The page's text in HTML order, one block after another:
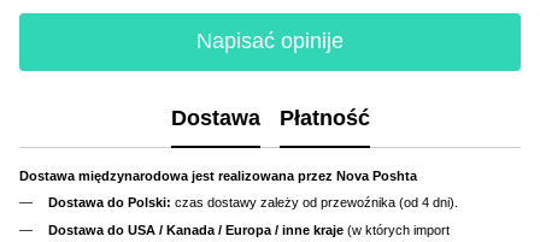
Napisać opinije
Dostawa Płatność
Dostawa międzynarodowa jest realizowana przez Nova Poshta
Dostawa do Polski: czas dostawy zależy od przewoźnika (od 4 dni).
Dostawa do USA / Kanada / Europa / inne kraje (w których import